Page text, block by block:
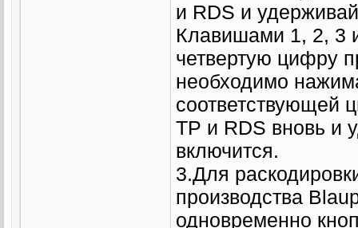
и RDS и
Клавишами 1, 2, 3
четвертую цифру
необходимо
соответствующей
TP и RDS вновь и
включится.
3.Для
производства
одновременно